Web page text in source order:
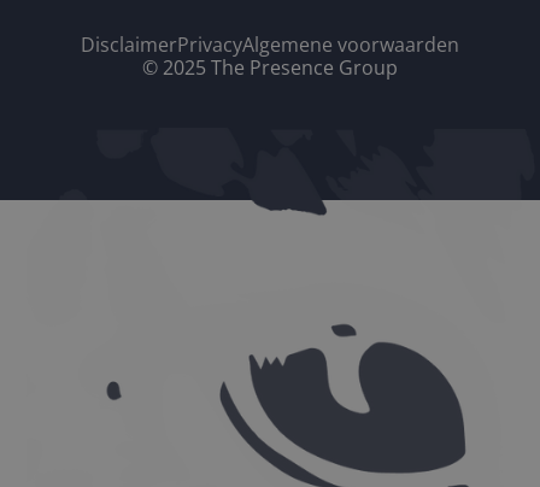
DisclaimerPrivacyAlgemene voorwaarden
© 2025 The Presence Group